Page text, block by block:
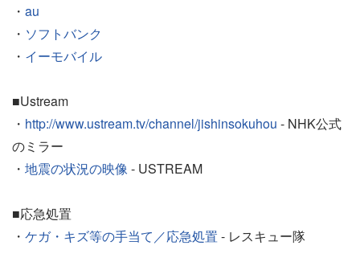
・ au
・ ソフトバンク
・ イーモバイル
■Ustream
・ http://www.ustream.tv/channel/jishinsokuhou - NHK公式
のミラー
・ 地震の状況の映像 - USTREAM
■応急処置
・ ケガ・キズ等の手当て／応急処置 - レスキュー隊